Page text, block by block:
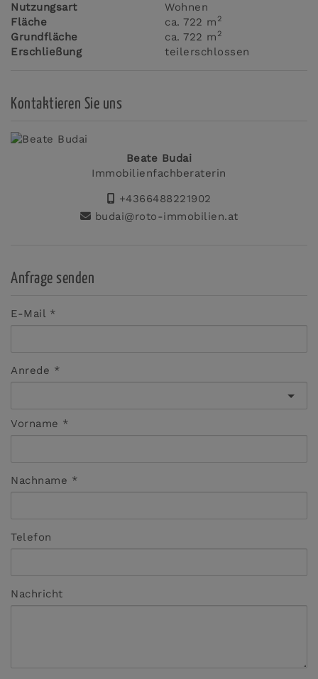
Nutzungsart
Wohnen
Fläche
ca. 722 m 2
Grundfläche ca. 722 m 2
Erschließung teilerschlossen
Kontaktieren Sie uns
Beate Budai
Immobilienfachberaterin
+4366488221902
budai@roto-immobilien.at
Anfrage senden
E-Mail
Anrede
Vorname
Nachname
Telefon
Nachricht